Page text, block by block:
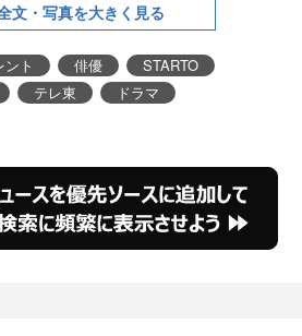
文・写真を大きく見る
ント 俳優
STARTO
テレ東
ドラマ